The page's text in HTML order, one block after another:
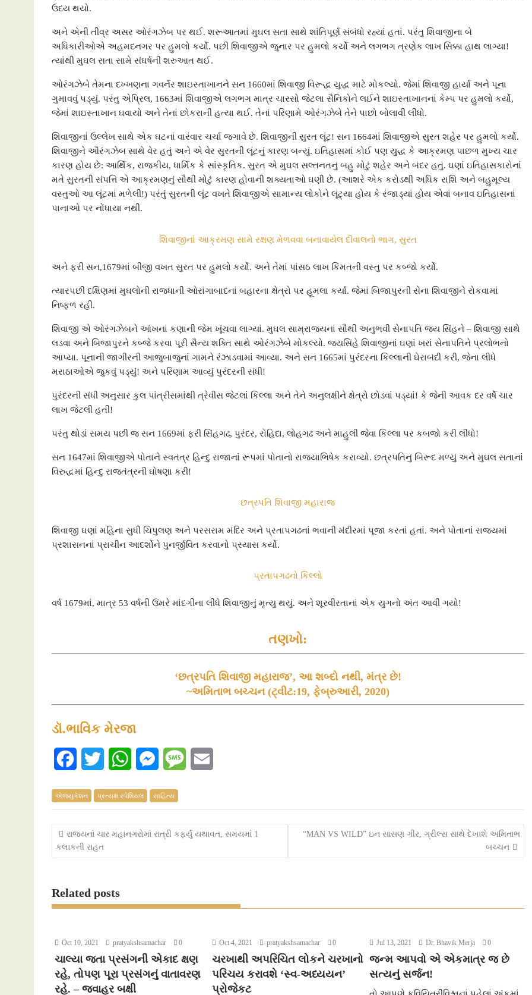
ઉદય થયો.
અને એની તીવ્ર અસર ઓરંગઝેબ પર થઈ. શરૂઆતમાં મુઘલ સતા સાથે શાંતિપૂર્ણ સંબંધો રહ્યાં હતાં. પરંતુ શિવાજીના બે
અધિકારીઓએ અહમદનગર પર હુમલો કર્યો. પછી શિવાજીએ જુનાર પર હુમલો કર્યો અને લગભગ ત્રણેક લાખ સિક્કા હાથ લાગ્યા!
ત્યાંથી મુઘલ સતા સામે સંઘર્ષની શરુઆત થઈ.
ઓરંગઝેબે તેમના દખ્ખણના ગવર્નર શાઇસ્તાખાનને સન 1660માં શિવાજી વિરૂદ્ધ યુદ્ધ માટે મોકલ્યો. જેમાં શિવાજી હાર્યા અને પૂના
ગુમાવવું પડ્યું. પરંતુ એપ્રિલ, 1663માં શિવાજીએ લગભગ માત્ર ચારસો જેટલા સૈનિકોને લઈને શાઇસ્તાખાનનાં કેમ્પ પર હુમલો કર્યો,
જેમાં શાઇસ્તાખાન ઘવાયો અને તેનાં છોકરાની હત્યા થઈ. તેનાં પરિણામે ઓરંગઝેબે તેને પાછો બોલાવી લીધો.
શિવાજીનાં ઉલ્લેખ સાથે એક ઘટનાં વારંવાર ચર્ચા જગાવે છે. શિવાજીની સુરત લૂંટ! સન 1664માં શિવાજીએ સુરત શહેર પર હુમલો કર્યો.
શિવાજીને ઔરંગઝેબ સાથે વેર હતું અને એ વેર સુરતની લૂંટનું કારણ બન્યું. ઇતિહાસમાં કોઈ પણ યુદ્ધ કે આક્રમણ પાછળ મુખ્ય ચાર
કારણ હોય છે: આર્થિક, રાજકીય, ધાર્મિક કે સાંસ્કૃતિક. સુરત એ મુઘલ સલ્તનતનું બહુ મોટું શહેર અને બંદર હતું. ઘણાં ઇતિહાસકારોનાં
મતે સુરતની સંપત્તિ એ આક્રમણનું સૌથી મોટું કારણ હોવાની શક્યતાઓ ઘણી છે. (આશરે એક કરોડથી અધિક રાશિ અને બહુમૂલ્ય
વસ્તુઓ આ લૂંટમાં મળેલી!) પરંતું સુરતની લૂંટ વખતે શિવાજીએ સામાન્ય લોકોને લૂંટ્યા હોય કે રંજાડ્યાં હોય એવાં બનાવ ઇતિહાસનાં
પાનાઓ પર નોંધાયા નથી.
શિવાજીનાં આક્રમણ સામે રક્ષણ મેળવવા બનાવાયેલ દીવાલનો ભાગ, સુરત
અને ફરી સન,1679માં બીજી વખત સુરત પર હુમલો કર્યો. અને તેમાં પાંસઠ લાખ કિંમતની વસ્તુ પર કબ્જો કર્યો.
ત્યારપછી દક્ષિણમાં મુઘલોની રાજધાની ઓરાંગાબાદનાં બહારના ક્ષેત્રો પર હૂમલા કર્યાં. જેમાં બિજાપુરની સેના શિવાજીને રોકવામાં
નિષ્ફળ રહી.
શિવાજી એ ઓરંગઝેબને આંખનાં કણાની જેમ ખૂંચવા લાગ્યાં. મુઘલ સામ્રાજ્યનાં સૌથી અનુભવી સેનાપતિ જય સિંહને – શિવાજી સાથે
લડવા અને બિજાપુરને કબ્જે કરવા પૂરી સૈન્ય શક્તિ સાથે ઓરંગઝેબે મોકલ્યો. જયસિંહે શિવાજીનાં ઘણાં ખરાં સેનાપતિને પ્રલોભનો
આપ્યા. પૂનાની જાગીરની આજુબાજુનાં ગામને રંઝાડવામાં આવ્યા. અને સન 1665માં પુરંદરના કિલ્લાની ઘેરાબંદી કરી, જેના લીધે
મરાઠાઓએ જુકવું પડ્યું! અને પરિણામ આવ્યું પુરંદરની સંધી!
પુરંદરની સંધી અનુસાર કુલ પાંત્રીસમાંથી ત્રેવીસ જેટલાં કિલ્લા અને તેને અનુલક્ષીને ક્ષેત્રો છોડવાં પડ્યાં! કે જેની આવક દર વર્ષે ચાર
લાખ જેટલી હતી!
પરંતુ થોડાં સમય પછી જ સન 1669માં ફરી સિંહગઢ, પુરંદર, રોહિદા, લોહગઢ અને માહુલી જેવા કિલ્લા પર કબજો કરી લીધો!
સન 1647માં શિવાજીએ પોતાને સ્વતંત્ર હિન્દુ રાજાનાં રૂપમાં પોતાનો રાજ્યાભિષેક કરાવ્યો. છત્રપતિનું બિરૂદ મળ્યું અને મુઘલ સતાનાં
વિરુદ્ધમાં હિન્દુ રાજતંત્રની ઘોષણા કરી!
છત્રપતિ શિવાજી મહારાજ
શિવાજી ઘણાં મહિના સુધી ચિપુલણ અને પરસરામ મંદિર અને પ્રતાપગઢનાં ભવાની મંદીરમાં પૂજા કરતાં હતાં. અને પોતાનાં રાજ્યમાં
પ્રશાસનનાં પ્રાચીન આદર્શોને પુનર્જીવિત કરવાનો પ્રયાસ કર્યો.
પ્રતાપગઢનો કિલ્લો
વર્ષ 1679માં, માત્ર 53 વર્ષની ઉંમરે માંદગીના લીધે શિવાજીનું મૃત્યુ થયું. અને શૂરવીરતાનાં એક યુગનો અંત આવી ગયો!
તણખો:
‘છત્રપતિ શિવાજી મહારાજ’, આ શબ્દો નથી, મંત્ર છે!
~અમિતાભ બચ્ચન (ટ્વીટ:19, ફેબ્રુઆરી, 2020)
ડૉ.ભાવિક મેરજા
c
e
b
o
i
t
r
W
a
t
M
s
s
r
s i
એજ્યુકેશન પ્રત્યક્ષ સ્પેશિયલ સાહિત્ય
Post
navigation
રાજ્યનાં ચાર મહાનગરોમાં રાત્રી કર્ફ્યું યથાવત, સમયમાં 1
કલાકની રાહત
“MAN VS WILD” ઇન સાસણ ગીર, ગ્રીલ્સ સાથે દેખાશે અમિતાભ
બચ્ચન
Related posts
Oct 10, 2021 pratyakshsamachar 0
ચાલ્યા જતા પ્રસંગની એકાદ ક્ષણ
રહે, તોપણ પૂરા પ્રસંગનું વાતાવરણ
રહે. – જવાહર બક્ષી
Oct 4, 2021 pratyakshsamachar 0
ચરખાથી અપરિચિત લોકને ચરખાનો
પરિચય કરાવશે ‘સ્વ-અધ્યયન’
પ્રોજેકટ
Jul 13, 2021 Dr. Bhavik Merja 0
જન્મ આપવો એ એકમાત્ર જ છે
સત્યનું સર્જન!